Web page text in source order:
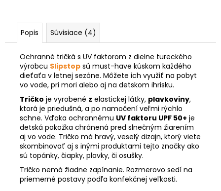
Popis Súvisiace (4)
Ochranné tričká s UV faktorom z dielne tureckého
výrobcu Slipstop sú must-have kúskom každého
dieťaťa v letnej sezóne. Môžete ich využiť na pobyt
vo vode, pri mori alebo aj na detskom ihrisku.
Tričko je vyrobené z elastickej látky, plavkoviny,
ktorá je priedušná, a po namočení veľmi rýchlo
schne. Vďaka ochrannému UV faktoru UPF 50+ je
detská pokožka chránená pred slnečným žiarením
aj vo vode. Tričko má hravý, veselý dizajn, ktorý viete
skombinovať aj s inými produktami tejto značky ako
sú topánky, čiapky, plavky, či osušky.
Tričko nemá žiadne zapínanie. Rozmerovo sedí na
priemerné postavy podľa konfekčnej veľkosti.